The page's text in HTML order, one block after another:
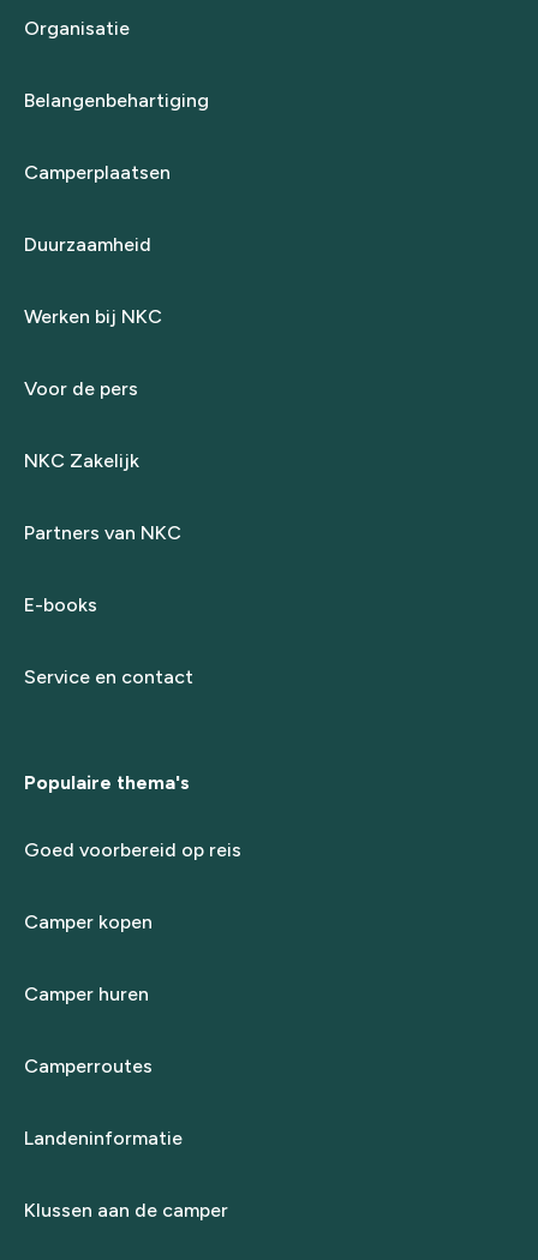
Organisatie
Belangenbehartiging
Camperplaatsen
Duurzaamheid
Werken bij NKC
Voor de pers
NKC Zakelijk
Partners van NKC
E-books
Service en contact
Populaire thema's
Goed voorbereid op reis
Camper kopen
Camper huren
Camperroutes
Landeninformatie
Klussen aan de camper